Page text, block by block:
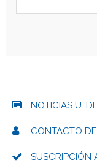
NOTICIAS U.
CONTACTO
SUSCRIPCIÓN